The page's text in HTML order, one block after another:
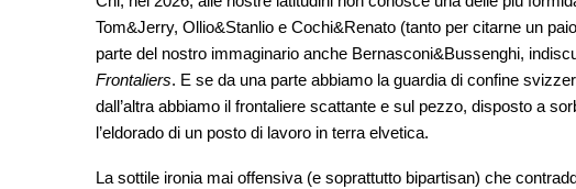
Tom&Jerry, Ollio&Stanlio e Cochi&Renato (tanto per citarne un
parte del nostro immaginario anche Bernasconi&Bussenghi,
Frontaliers. E se da una parte abbiamo la guardia di confine
dall’altra abbiamo il frontaliere scattante e sul pezzo, disposto a
l’eldorado di un posto di lavoro in terra elvetica.
La sottile ironia mai offensiva (e soprattutto bipartisan) che